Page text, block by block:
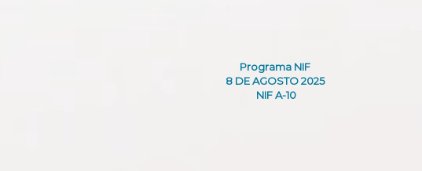
Programa NIF
8 DE AGOSTO 2025
NIF A-10